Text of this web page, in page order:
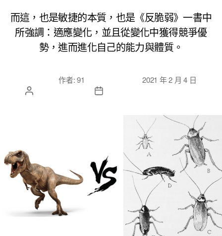
而這，也是敏捷的本質，也是《反脆弱》一書中
所強調：適應變化，並且從變化中獲得競爭優
勢，進而進化自己的能力與體質。
作者:91 2021 年 2 月 4 日